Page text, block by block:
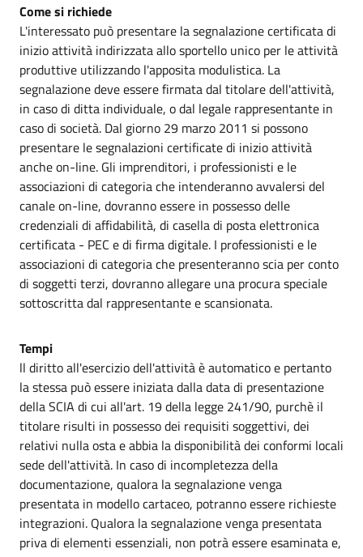
Come si richiede
L'interessato può presentare la segnalazione certificata di
inizio attività indirizzata allo sportello unico per le attività
produttive utilizzando l'apposita modulistica. La
segnalazione deve essere firmata dal titolare dell'attività,
in caso di ditta individuale, o dal legale rappresentante in
caso di società. Dal giorno 29 marzo 2011 si possono
presentare le segnalazioni certificate di inizio attività
anche on-line. Gli imprenditori, i professionisti e le
associazioni di categoria che intenderanno avvalersi del
canale on-line, dovranno essere in possesso delle
credenziali di affidabilità, di casella di posta elettronica
certificata - PEC e di firma digitale. I professionisti e le
associazioni di categoria che presenteranno scia per conto
di soggetti terzi, dovranno allegare una procura speciale
sottoscritta dal rappresentante e scansionata.
Tempi
ll diritto all'esercizio dell'attività è automatico e pertanto
la stessa può essere iniziata dalla data di presentazione
della SCIA di cui all'art. 19 della legge 241/90, purchè il
titolare risulti in possesso dei requisiti soggettivi, dei
relativi nulla osta e abbia la disponibilità dei conformi locali
sede dell'attività. In caso di incompletezza della
documentazione, qualora la segnalazione venga
presentata in modello cartaceo, potranno essere richieste
integrazioni. Qualora la segnalazione venga presentata
priva di elementi essenziali, non potrà essere esaminata e,